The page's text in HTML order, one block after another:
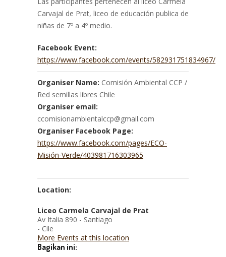
Carvajal de Prat, liceo de educación publica de
niñas de 7º a 4º medio.
Facebook Event:
https://www.facebook.com/events/582931751834967/
Organiser Name: Comisión Ambiental CCP /
Red semillas libres Chile
Organiser email:
ccomisionambientalccp@gmail.com
Organiser Facebook Page:
https://www.facebook.com/pages/ECO-
Misión-Verde/403981716303965
Location:
Liceo Carmela Carvajal de Prat
Av Italia 890 - Santiago
- Cile
More Events at this location
Bagikan ini: